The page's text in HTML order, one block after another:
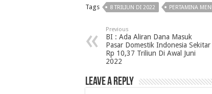
Tags 8 TRILIUN DI 2022 PERTAMINA
Previous
BI : Ada Aliran Dana Masuk
Pasar Domestik Indonesia Sekitar
Rp 10,37 Triliun Di Awal Juni
2022
Leave a Reply